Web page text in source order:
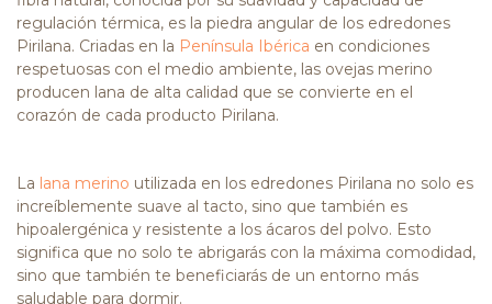
regulación térmica, es la piedra angular de los edredones
Pirilana. Criadas en la Península Ibérica en condiciones
respetuosas con el medio ambiente, las ovejas merino
producen lana de alta calidad que se convierte en el
corazón de cada producto Pirilana.
La lana merino utilizada en los edredones Pirilana no solo es
increíblemente suave al tacto, sino que también es
hipoalergénica y resistente a los ácaros del polvo. Esto
significa que no solo te abrigarás con la máxima comodidad,
sino que también te beneficiarás de un entorno más
saludable para dormir.